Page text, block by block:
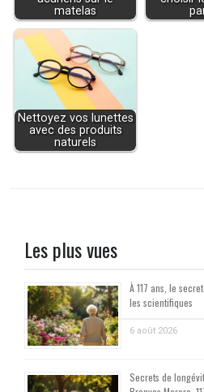
matelas
Nettoyez vos lunettes
avec des produits
naturels
Les plus vues
À 117 ans, le
les scientifiques
6 août 2026
Secrets de